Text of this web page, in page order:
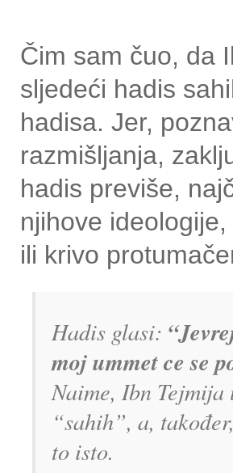
Čim sam čuo, da
sljedeći hadis
hadisa. Jer,
razmišljanja,
hadis previše,
njihove
ili krivo
Hadis glasi:
moj ummet ce se
Naime, Ibn
“sahih”, a,
to isto.